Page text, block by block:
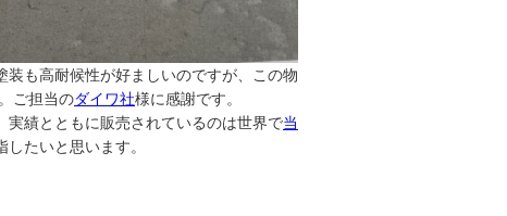
も高耐候性が好ましいのですが、この物
ご担当のダイワ社様に感謝です。
績とともに販売されているのは世界で当
たいと思います。